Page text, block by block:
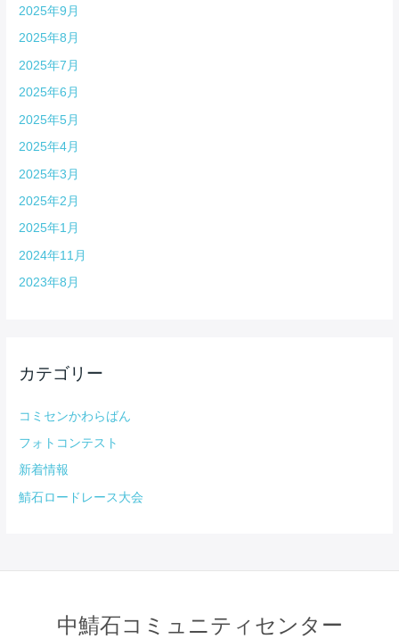
2025年9月
2025年8月
2025年7月
2025年6月
2025年5月
2025年4月
2025年3月
2025年2月
2025年1月
2024年11月
2023年8月
カテゴリー
コミセンかわらばん
フォトコンテスト
新着情報
鯖石ロードレース大会
中鯖石コミュニティセンター